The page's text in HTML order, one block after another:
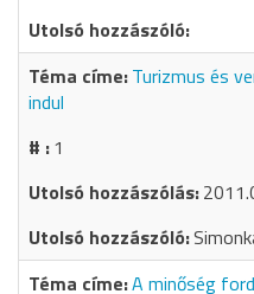
Turizmus és
indul
1
A minőség